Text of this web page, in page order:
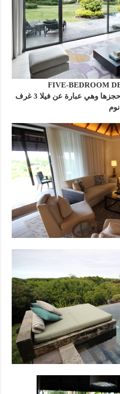
FIVE-BEDROOM
وجولة سريعة للوحدة التي تم حجزها وهي عبارة عن فيلا 3 غرف
نوم